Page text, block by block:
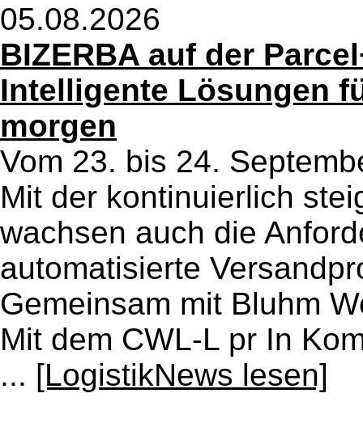
05.08.2026
BIZERBA auf der
Intelligente Lösungen
morgen
Vom 23. bis 24.
Mit der kontinuierlich
wachsen auch die
automatisierte
Gemeinsam mit Bluhm
Mit dem CWL-L pr In
... [LogistikNews lesen]